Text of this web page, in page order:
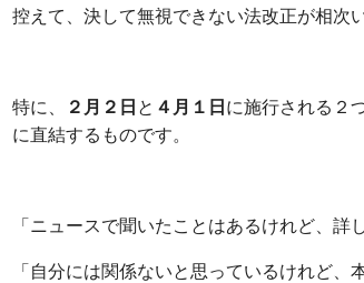
控えて、決して無視できない法改正が相次
特に、 ２月２日 と ４月１日 に施行される２
に直結するものです。
「ニュースで聞いたことはあるけれど、詳
「自分には関係ないと思っているけれど、